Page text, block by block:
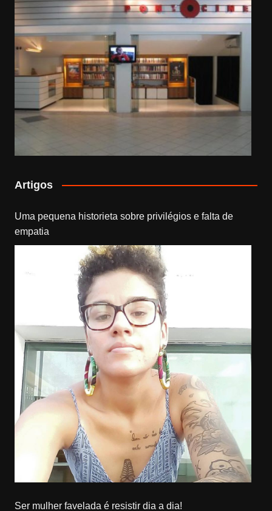
Artigos
Uma pequena historieta sobre privilégios e falta de
empatia
Ser mulher favelada é resistir dia a dia!